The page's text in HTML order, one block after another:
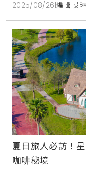
杯與不鏽鋼杯，更
化與生活美學，預
分商品將於8月26
月27
2025/08/26 編輯 艾
夏日旅人必訪！
咖啡秘境